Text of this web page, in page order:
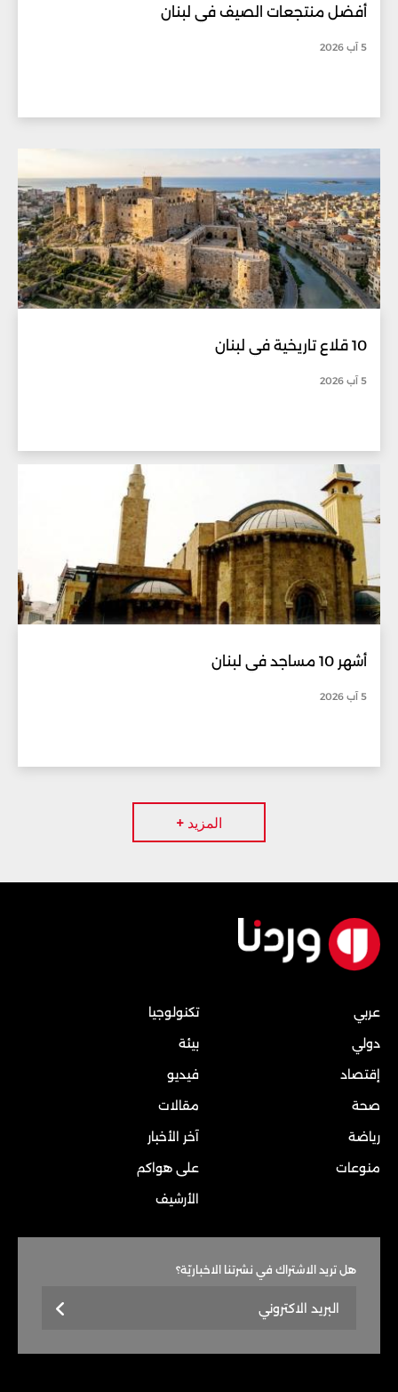
أفضل منتجعات الصيف في لبنان
5 آب 2026
10 قلاع تاريخية في لبنان
5 آب 2026
أشهر 10 مساجد في لبنان
5 آب 2026
المزيد +
عربي
دولي
إقتصاد
صحة
رياضة
منوعات
تكنولوجيا
بيئة
فيديو
مقالات
آخر الأخبار
على هواكم
الأرشيف
هل تريد الاشتراك في نشرتنا الاخباريّة؟